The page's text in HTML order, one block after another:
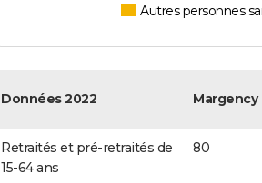
Autres personnes
Données 2022 Margency
Retraités et pré-retraités de
15-64 ans
80